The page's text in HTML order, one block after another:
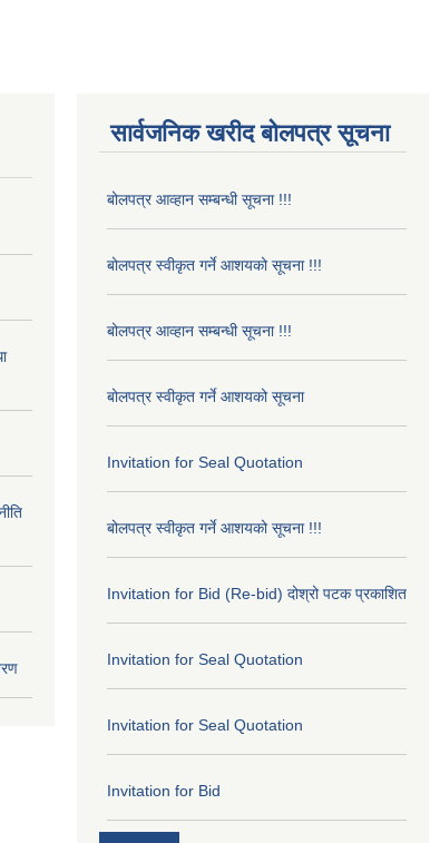
सार्वजनिक खरीद बोलपत्र सूचना
बोलपत्र आव्हान सम्बन्धी सूचना !!!
बोलपत्र स्वीकृत गर्ने आशयको सूचना !!!
बोलपत्र आव्हान सम्बन्धी सूचना !!!
बोलपत्र स्वीकृत गर्ने आशयको सूचना
Invitation for Seal Quotation
बोलपत्र स्वीकृत गर्ने आशयको सूचना !!!
Invitation for Bid (Re-bid) दोश्रो पटक प्रकाशित
Invitation for Seal Quotation
Invitation for Seal Quotation
Invitation for Bid